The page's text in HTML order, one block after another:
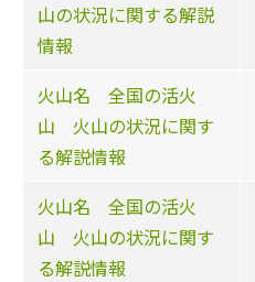
山の状況に関する解説
情報
火山名 全国の活火
山 火山の状況に関す
る解説情報
火山名 全国の活火
山 火山の状況に関す
る解説情報